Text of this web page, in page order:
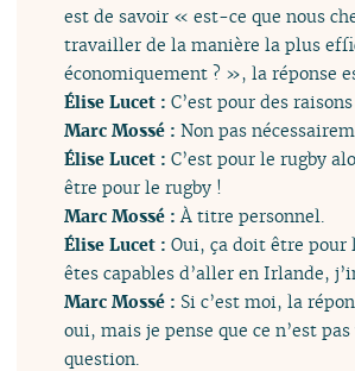
est de savoir « est-ce que nous
travailler de la manière la plus
économiquement ? », la réponse
Élise Lucet : C’est pour des
Marc Mossé : Non pas
Élise Lucet : C’est pour le rugby
être pour le rugby !
Marc Mossé : À titre personnel.
Élise Lucet : Oui, ça doit être pour
êtes capables d’aller en Irlande,
Marc Mossé : Si c’est moi, la
oui, mais je pense que ce n’est
question.